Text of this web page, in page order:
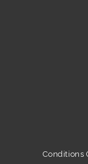
Conditions